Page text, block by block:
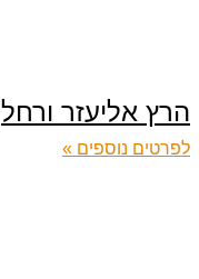
הרץ אליעזר ורחל
לפרטים נוספים »